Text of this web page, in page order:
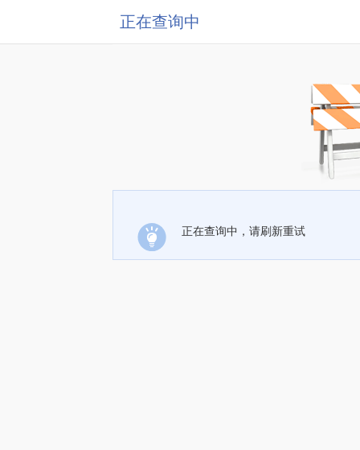
正在查询中
正在查询中，请刷新重试